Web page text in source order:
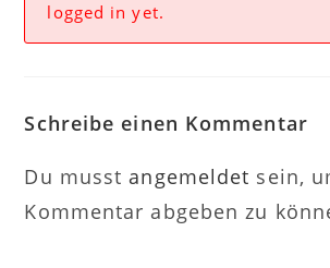
logged in yet.
Schreibe einen Kommentar
Du musst angemeldet sein,
Kommentar abgeben zu